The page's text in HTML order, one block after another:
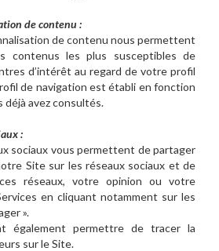
de contenu :
de contenu nous permettent
contenus les plus susceptibles de
d’intérêt au regard de votre profil
de navigation est établi en fonction
avez consultés.
:
sociaux vous permettent de partager
Site sur les réseaux sociaux et de
réseaux, votre opinion ou votre
en cliquant notamment sur les
».
également permettre de tracer la
sur le Site.